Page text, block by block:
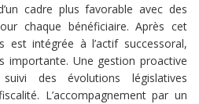
cadre plus favorable avec des
chaque bénéficiaire. Après cet
est intégrée à l’actif successoral,
importante. Une gestion proactive
des évolutions législatives
L’accompagnement par un